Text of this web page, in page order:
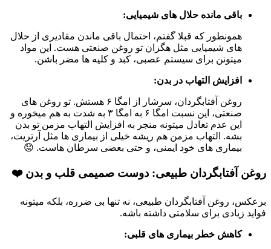
باقی مانده حلال های شیمیایی:
همونطور که قبلا گفتم، احتمال باقی ماندن مقادیری از حلال
های شیمیایی مثل هگزان تو روغن صنعتی هست. این مواد
میتونن برای سیستم عصبی، کبد و کلیه ها مضر باشن.
افزایش التهاب در بدن:
روغن آفتابگردان، سرشار از امگا ۶ هستش. تو روغن های
صنعتی، این نسبت امگا ۶ به امگا ۳ به شدت به هم میخوره و
این عدم تعادل میتونه منجر به افزایش التهاب مزمن تو بدن
بشه. التهاب مزمن هم ریشه خیلی از بیماری ها مثل آرتریت،
بیماری های خود ایمنی، و حتی بعضی سرطان هاست. 😟
روغن آفتابگردان طبیعی: دوست صمیمی قلب و بدن ❤️
برعکس، روغن آفتابگردان طبیعی، نه تنها بی ضرره، بلکه میتونه
فواید زیادی برای سلامتی داشته باشه.
کاهش خطر بیماری های قلبی: